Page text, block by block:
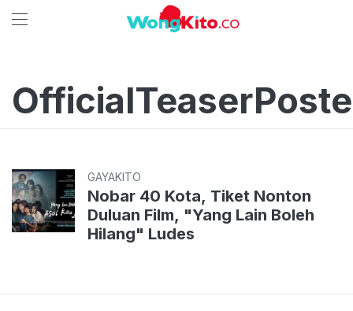
GAYAKITO
Nobar 40 Kota, Tiket Nonton
Duluan Film, "Yang Lain Boleh
Hilang" Ludes